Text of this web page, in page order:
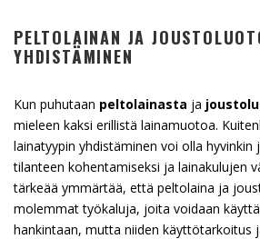
PELTOLAINAN JA
YHDISTÄMINEN
Kun puhutaan peltolainasta ja
mieleen kaksi erillistä lainamuotoa.
lainatyypin yhdistäminen voi olla hyvinkin
tilanteen kohentamiseksi ja lainakulujen
tärkeää ymmärtää, että peltolaina ja
molemmat työkaluja, joita voidaan
hankintaan, mutta niiden käyttötarkoitus